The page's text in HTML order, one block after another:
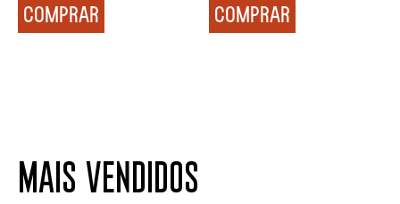
COMPRAR
COMPRAR
MAIS VENDIDOS